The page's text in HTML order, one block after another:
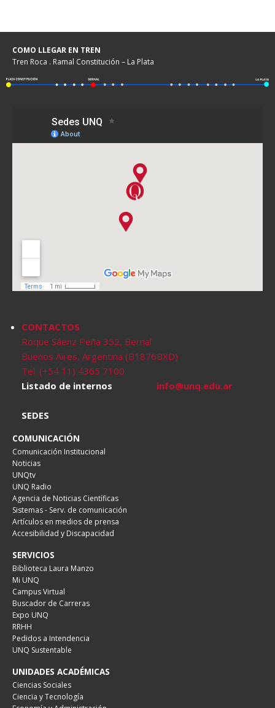
COMO LLEGAR EN TREN
Tren Roca . Ramal Constitución – La Plata
CONTACTOS
Roque Sáenz Peña 352, Bernal
Buenos Aires, Argentina (B1876BXD)
Tel. (+54 11) 4365 7100
Listado de internos
info@unq.edu.ar
SEDES
COMUNICACIÓN
Comunicación Institucional
Noticias
UNQtv
UNQ Radio
Agencia de Noticias Científicas
Sistemas - Serv. de comunicación
Artículos en medios de prensa
Accesibilidad y Discapacidad
SERVICIOS
Biblioteca Laura Manzo
Mi UNQ
Campus Virtual
Buscador de Carreras
Expo UNQ
RRHH
Pedidos a Intendencia
UNQ Sustentable
UNIDADES ACADÉMICAS
Ciencias Sociales
Ciencia y Tecnología